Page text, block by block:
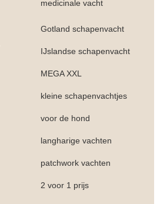
medicinale vacht
Gotland schapenvacht
IJslandse schapenvacht
MEGA XXL
kleine schapenvachtjes
voor de hond
langharige vachten
patchwork vachten
2 voor 1 prijs